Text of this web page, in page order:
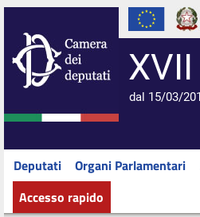
dal 15/03/
Deputati Organi Parlamentari
Accesso rapido